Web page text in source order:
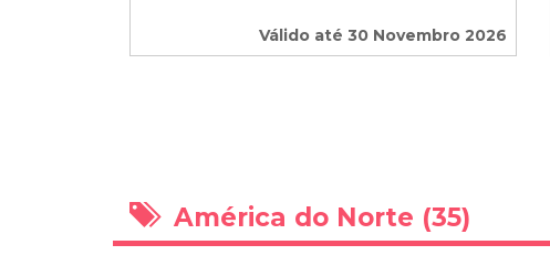
Válido até 30 Novembro 2026
América do Norte (35)